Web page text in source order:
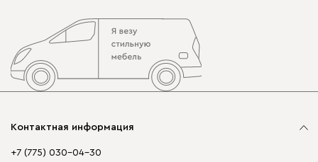
Контактная информация
+7 (775) 030-04-30